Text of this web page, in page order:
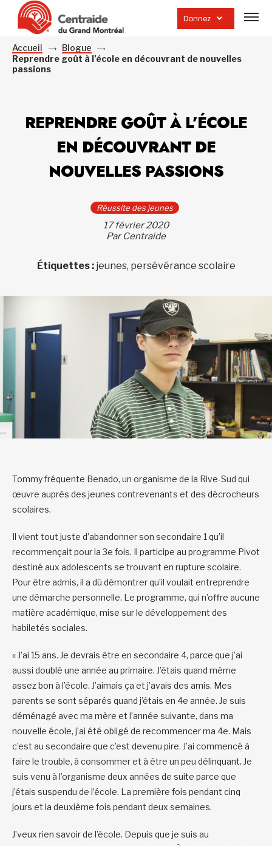
Donnez
la
Accueil
Blogue
Reprendre goût à l’école en découvrant de nouvelles
passions
REPRENDRE GOÛT À L’ÉCOLE
EN DÉCOUVRANT DE
NOUVELLES PASSIONS
Réussite des jeunes
17 février 2020
Par Centraide
Étiquettes : jeunes, persévérance scolaire
Tommy fréquente Benado, un organisme de la Rive-Sud qui
œuvre auprès des jeunes contrevenants et des décrocheurs
scolaires.
Il vient tout juste d’abandonner son secondaire 1 qu’il
recommençait pour la 3e fois. Il participe au programme Pivot
destiné aux adolescents se trouvant en rupture scolaire.
Pour être admis, il a dû démontrer qu’il voulait entreprendre
une démarche personnelle. Le programme, qui n’offre aucune
matière académique, mise sur le développement des
habiletés sociales.
« J’ai 15 ans. Je devrais être en secondaire 4, parce que j’ai
aussi doublé une année au primaire. J’étais quand même
assez bon à l’école. J’aimais ça et j’avais des amis. Mes
parents se sont séparés quand j’étais en 4e année. Je suis
déménagé avec ma mère et l’année suivante, dans ma
nouvelle école, j’ai été obligé de recommencer ma 4e. Mais
c’est au secondaire que c’est devenu pire. J’ai commencé à
faire le trouble, à consommer et à être un peu délinquant. Je
suis venu à l’organisme deux années de suite parce que
j’étais suspendu de l’école. La première fois pendant cinq
jours et la deuxième fois pendant deux semaines.
J’veux rien savoir de l’école. Depuis que je suis au